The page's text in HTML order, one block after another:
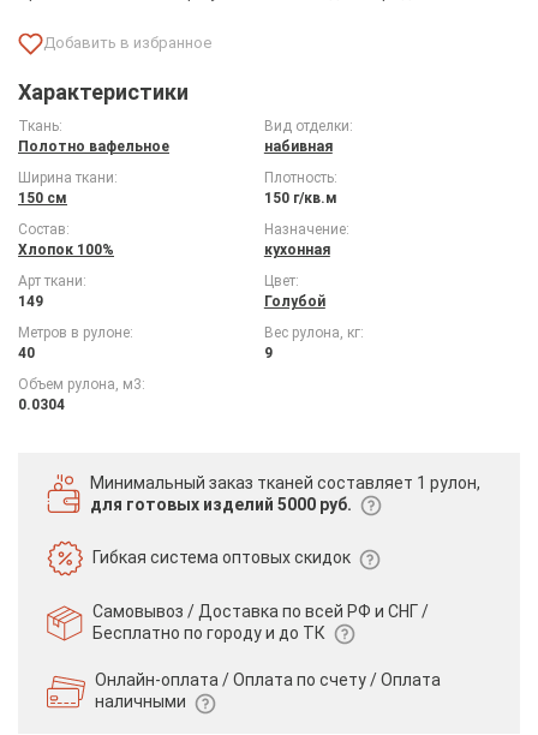
Характеристики
Ткань:
Полотно вафельное
Вид отделки:
набивная
Ширина ткани:
150 см
Плотность:
150 г/кв.м
Состав:
Хлопок 100%
Назначение:
кухонная
Арт ткани:
149
Цвет:
Голубой
Метров в рулоне:
40
Вес рулона, кг:
9
Объем рулона, м3:
0.0304
Минимальный заказ тканей составляет 1 рулон,
для готовых изделий 5000 руб.
Гибкая системаоптовых скидок
Самовывоз / Доставка по всей РФ и СНГ /
Бесплатно по городу и до ТК
Онлайн-оплата / Оплата по счету /Оплата
наличными